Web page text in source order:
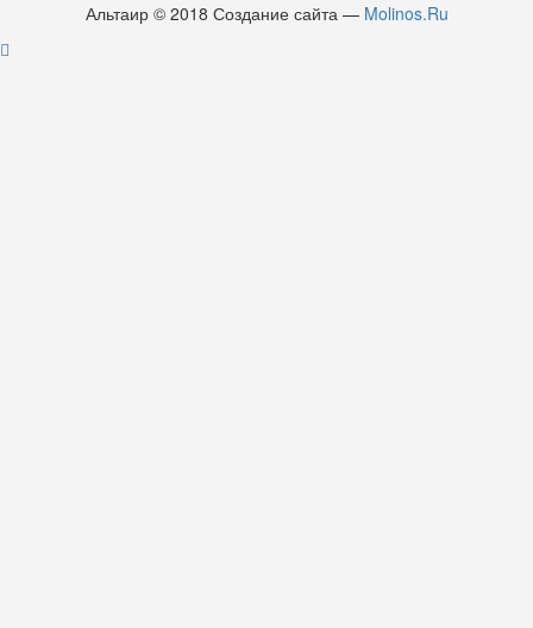
Альтаир © 2018 Создание сайта — Molinos.Ru